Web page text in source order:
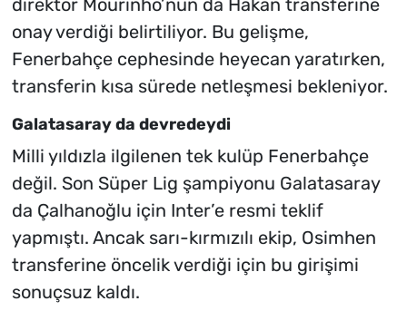
direktör Mourinho’nun da Hakan transferine
onay verdiği belirtiliyor. Bu gelişme,
Fenerbahçe cephesinde heyecan yaratırken,
transferin kısa sürede netleşmesi bekleniyor.
Galatasaray da devredeydi
Milli yıldızla ilgilenen tek kulüp Fenerbahçe
değil. Son Süper Lig şampiyonu Galatasaray
da Çalhanoğlu için Inter’e resmi teklif
yapmıştı. Ancak sarı-kırmızılı ekip, Osimhen
transferine öncelik verdiği için bu girişimi
sonuçsuz kaldı.